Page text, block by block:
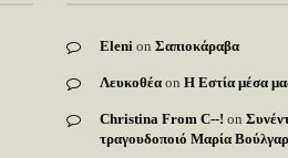
Elenion Σαπιοκάραβα
Λευκοθέαon Η Εστία μέσα
Christina From C--! on
τραγουδοποιό Μαρία